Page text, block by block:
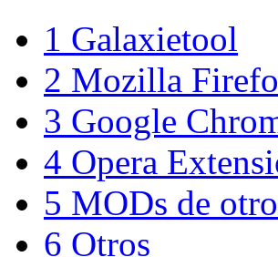
1 Galaxietool
2 Mozilla
3 Google
4 Opera
5 MODs de
6 Otros